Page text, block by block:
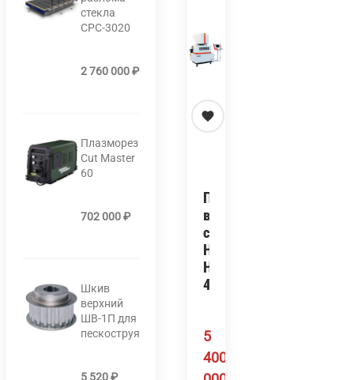
стекла
СРС-3020
2 760 000₽
Плазморез
Cut Master
60
702 000₽
Шкив
верхний
ШВ-1П для
пескоструя
5 520₽
Проволочно-
вырезной
станок
HANQICNC
HQ-
400GS3
5
400